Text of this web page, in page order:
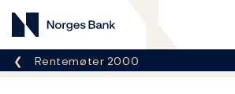
Norges Bank
Her er du nå:
Rentemøter 2000